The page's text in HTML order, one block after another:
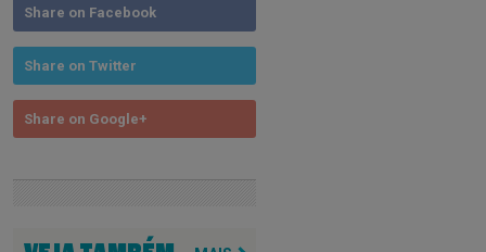
Share on Facebook
Share on Twitter
Share on Google+